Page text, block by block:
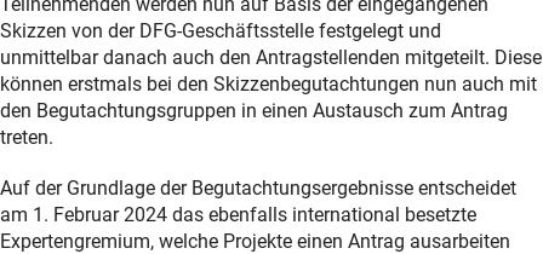
Skizzen von der DFG-Geschäftsstelle festgelegt und
unmittelbar danach auch den Antragstellenden mitgeteilt. Diese
können erstmals bei den Skizzenbegutachtungen nun auch mit
den Begutachtungsgruppen in einen Austausch zum Antrag
treten.
Auf der Grundlage der Begutachtungsergebnisse entscheidet
am 1. Februar 2024 das ebenfalls international besetzte
Expertengremium, welche Projekte einen Antrag ausarbeiten